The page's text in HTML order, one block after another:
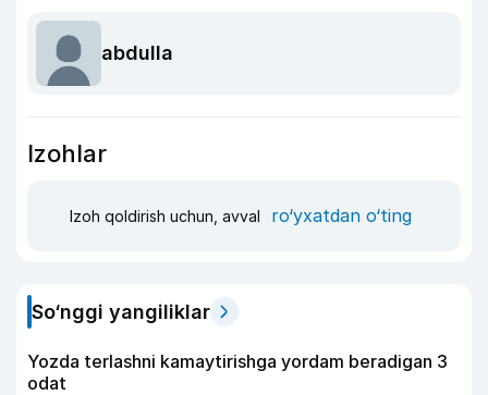
abdulla
Izohlar
Izoh qoldirish uchun, avval ro‘yxatdan o‘ting
So‘nggi yangiliklar
Yozda terlashni kamaytirishga yordam beradigan 3
odat